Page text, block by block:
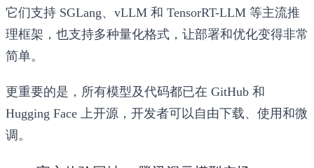
它们支持 SGLang、vLLM 和 TensorRT-LLM 等主流推
理框架，也支持多种量化格式，让部署和优化变得非常
简单。
更重要的是，所有模型及代码都已在 GitHub 和
Hugging Face 上开源，开发者可以自由下载、使用和微
调。